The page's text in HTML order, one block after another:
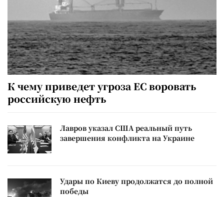
К чему приведет угроза ЕС воровать
российскую нефть
Лавров указал США реальный путь
завершения конфликта на Украине
Удары по Киеву продолжатся до полной
победы